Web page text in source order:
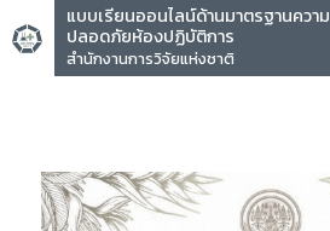
แบบเรียนออนไลน์ด้านมาตรฐานความ
ปลอดภัยห้องปฏิบัติการ
สำนักงานการวิจัยแห่งชาติ